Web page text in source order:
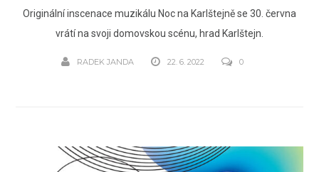
Originální inscenace muzikálu Noc na Karlštejně se 30. června
vrátí na svoji domovskou scénu, hrad Karlštejn.
RADEK JANDA 22. 6. 2022 0